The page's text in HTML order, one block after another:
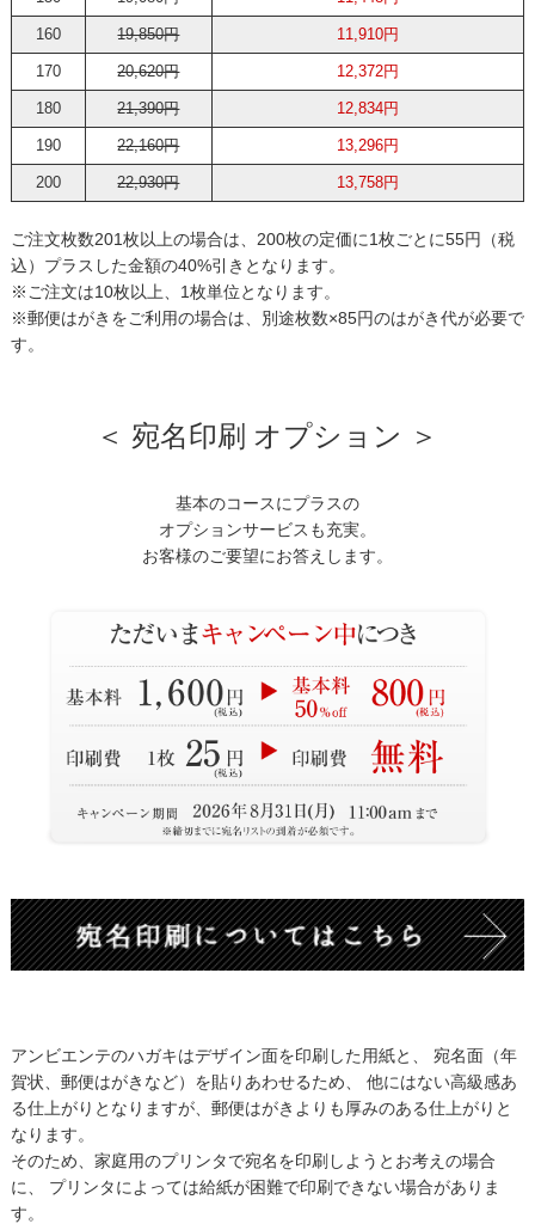
160 19,850円 11,910円
170 20,620円 12,372円
180 21,390円 12,834円
190 22,160円 13,296円
200 22,930円 13,758円
ご注文枚数201枚以上の場合は、200枚の定価に1枚ごとに55円（税
込）プラスした金額の40%引きとなります。
※ご注文は10枚以上、1枚単位となります。
※郵便はがきをご利用の場合は、別途枚数×85円のはがき代が必要で
す。
＜ 宛名印刷 オプション ＞
基本のコースにプラスの
オプションサービスも充実。
お客様のご要望にお答えします。
アンビエンテのハガキはデザイン面を印刷した用紙と、 宛名面（年
賀状、郵便はがきなど）を貼りあわせるため、 他にはない高級感あ
る仕上がりとなりますが、郵便はがきよりも厚みのある仕上がりと
なります。
そのため、家庭用のプリンタで宛名を印刷しようとお考えの場合
に、 プリンタによっては給紙が困難で印刷できない場合がありま
す。